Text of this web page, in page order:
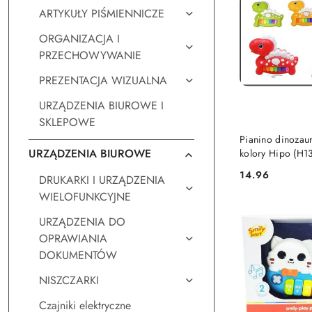
ARTYKUŁY PIŚMIENNICZE
ORGANIZACJA I
PRZECHOWYWANIE
PREZENTACJA WIZUALNA
URZĄDZENIA BIUROWE I
SKLEPOWE
URZĄDZENIA BIUROWE
DRUKARKI I URZĄDZENIA
WIELOFUNKCYJNE
URZĄDZENIA DO
OPRAWIANIA
DOKUMENTÓW
NISZCZARKI
Czajniki elektryczne
Pianino
kolory Hipo
Cena:
14.96
DO